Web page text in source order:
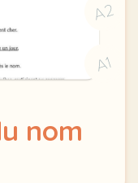
A2
A1
nom